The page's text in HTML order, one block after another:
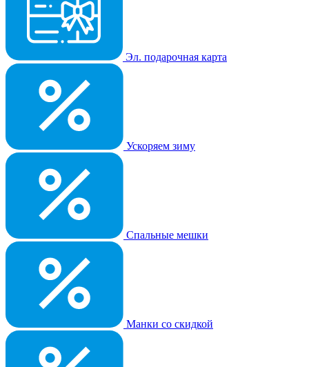
Эл. подарочная карта
Ускоряем зиму
Спальные мешки
Манки со скидкой